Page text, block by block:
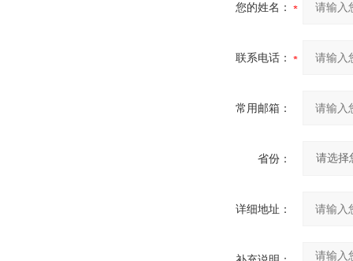
您的姓名：
联系电话：
常用邮箱：
省份：
详细地址：